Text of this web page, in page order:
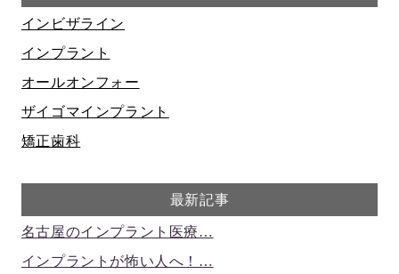
インビザライン
インプラント
オールオンフォー
ザイゴマインプラント
矯正歯科
最新記事
名古屋のインプラント医療…
インプラントが怖い人へ！…